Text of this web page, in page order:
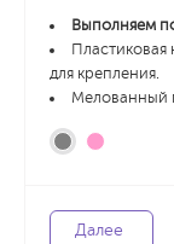
Выполняем
Пластиковая
для крепления.
Мелованный
Далее